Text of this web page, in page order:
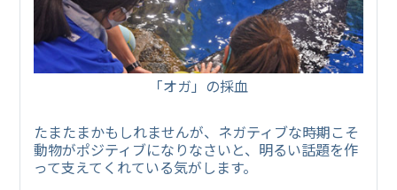
「オガ」の採血
たまたまかもしれませんが、ネガティブな時期こそ
動物がポジティブになりなさいと、明るい話題を作
って支えてくれている気がします。